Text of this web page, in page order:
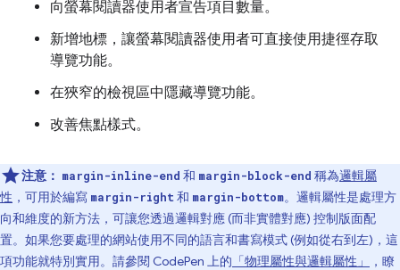
向螢幕閱讀器使用者宣告項目數量。
新增地標，讓螢幕閱讀器使用者可直接使用捷徑存取
導覽功能。
在狹窄的檢視區中隱藏導覽功能。
改善焦點樣式。
注意： margin-inline-end 和 margin-block-end 稱為邏輯屬
性 ，可用於編寫 margin-right 和 margin-bottom。邏輯屬性是處理方
向和維度的新方法，可讓您透過邏輯對應 (而非實體對應) 控制版面配
置。如果您要處理的網站使用不同的語言和書寫模式 (例如從右到左)，這
項功能就特別實用。請參閱 CodePen 上的 「物理屬性與邏輯屬性」 ，瞭